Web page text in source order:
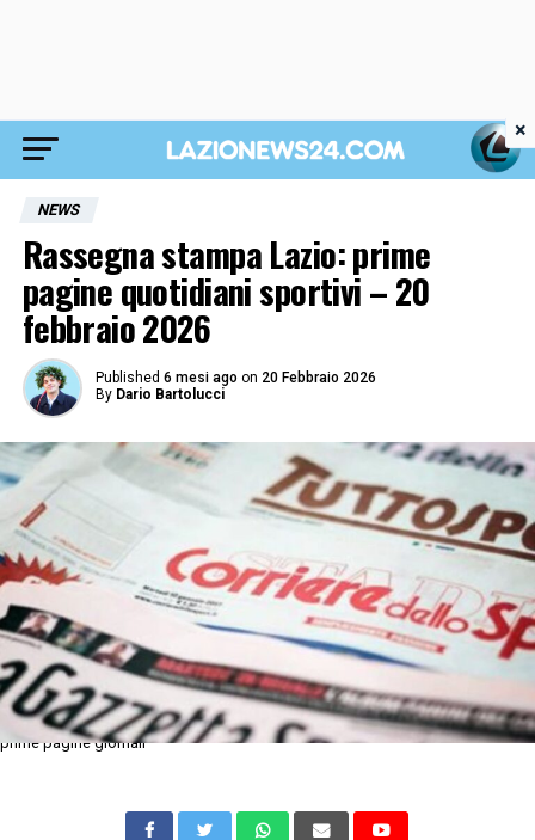
NEWS
Rassegna stampa Lazio: prime
pagine quotidiani sportivi – 20
febbraio 2026
Published 6 mesi ago on 20 Febbraio 2026
By Dario Bartolucci
prime pagine giornali
×